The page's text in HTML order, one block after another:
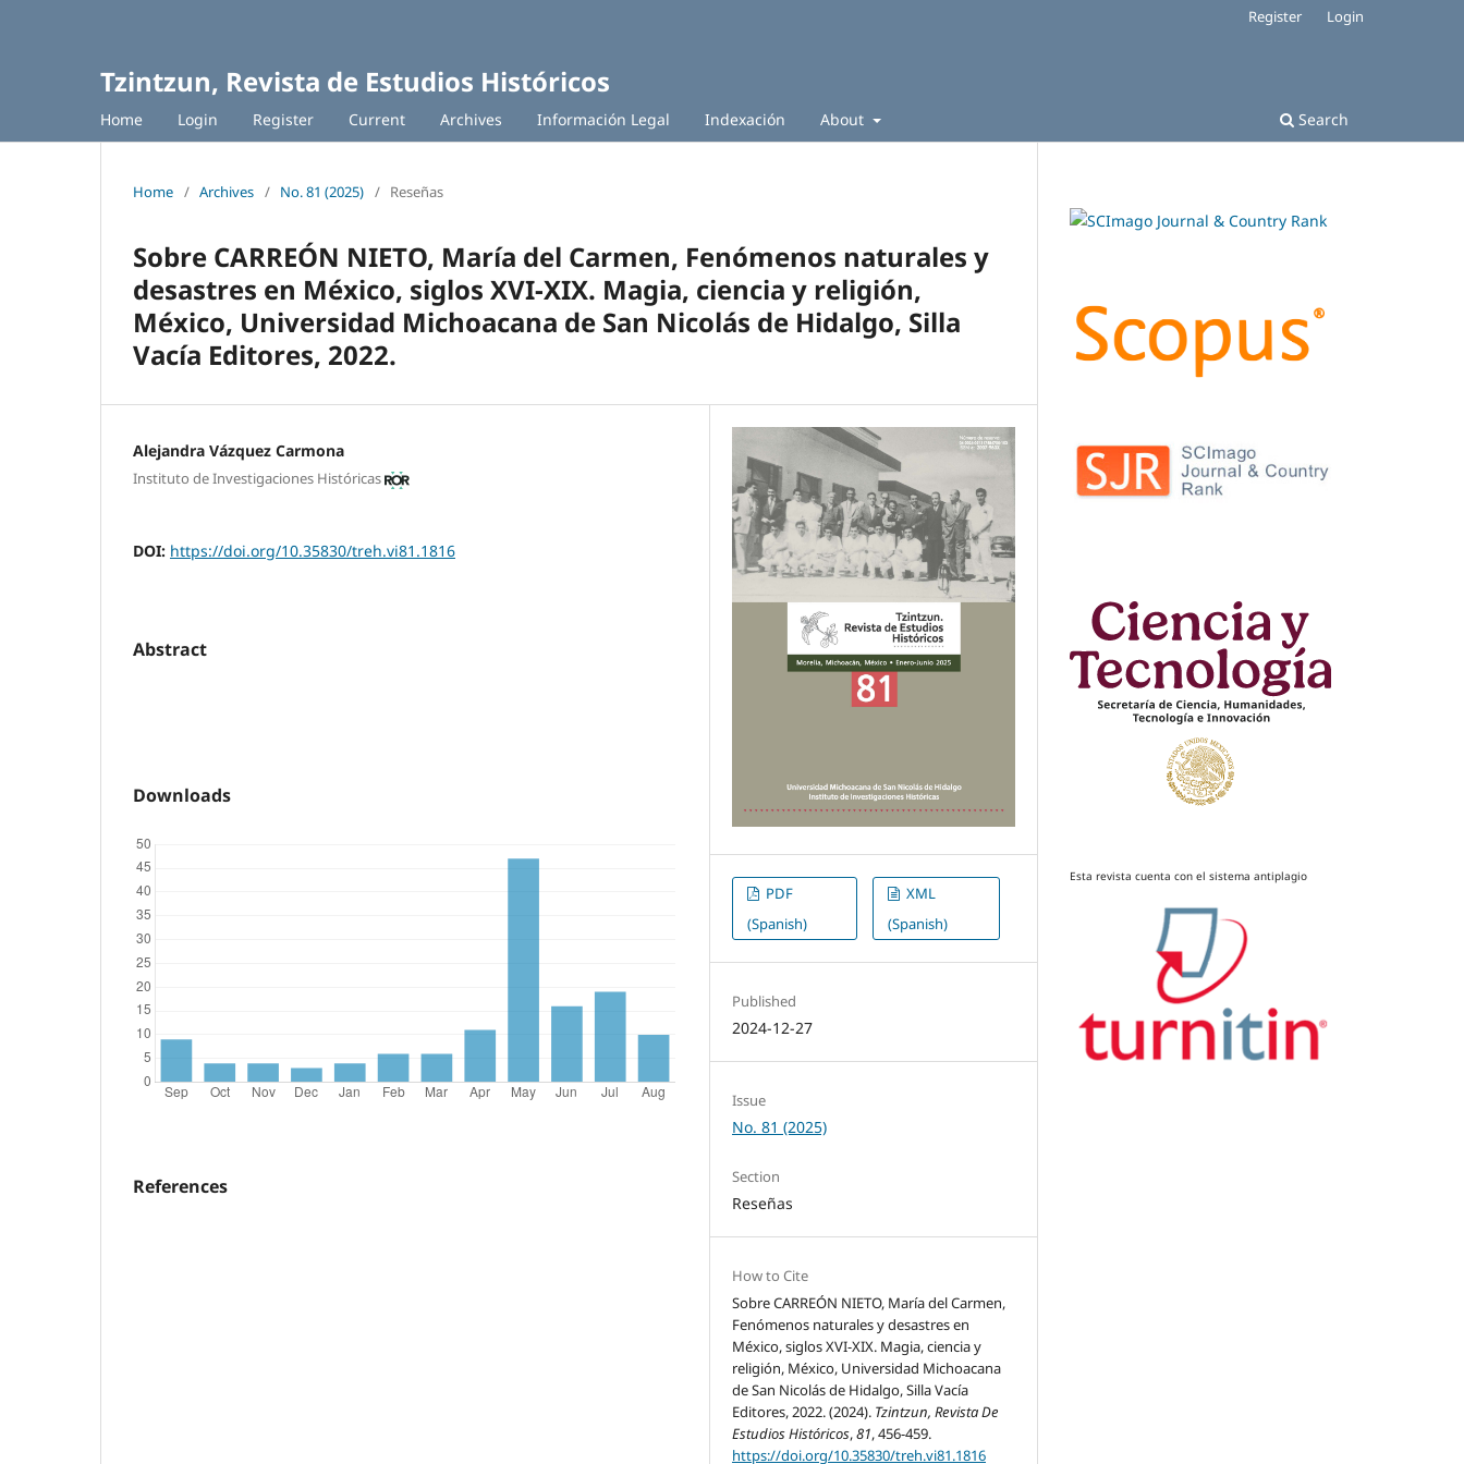
Tzintzun, Revista de Estudios Históricos
Home Login Register Current Archives Información Legal Indexación About Search
Register Login
Home / Archives / No. 81 (2025) / Reseñas
Sobre CARREÓN NIETO, María del Carmen, Fenómenos naturales y
desastres en México, siglos XVI-XIX. Magia, ciencia y religión,
México, Universidad Michoacana de San Nicolás de Hidalgo, Silla
Vacía Editores, 2022.
Alejandra Vázquez Carmona
Instituto de Investigaciones Históricas
DOI: https://doi.org/10.35830/treh.vi81.1816
Abstract
Downloads
References
PDF
(Spanish)
XML
(Spanish)
Published
2024-12-27
Issue
No. 81 (2025)
Section
Reseñas
How to Cite
Sobre CARREÓN NIETO, María del Carmen,
Fenómenos naturales y desastres en
México, siglos XVI-XIX. Magia, ciencia y
religión, México, Universidad Michoacana
de San Nicolás de Hidalgo, Silla Vacía
Editores, 2022. (2024). Tzintzun, Revista De
Estudios Históricos,81, 456-459.
https://doi.org/10.35830/treh.vi81.1816
Esta revista cuenta con el sistema antiplagio